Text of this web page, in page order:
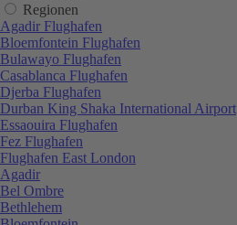
Regionen
Agadir Flughafen
Bloemfontein Flughafen
Bulawayo Flughafen
Casablanca Flughafen
Djerba Flughafen
Durban King Shaka International Airport
Essaouira Flughafen
Fez Flughafen
Flughafen East London
Agadir
Bel Ombre
Bethlehem